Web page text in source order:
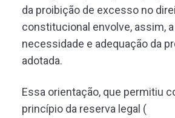
da proibição de excesso no
constitucional envolve, assim,
necessidade e adequação da
adotada.
Essa orientação, que permitiu
princípio da reserva legal (